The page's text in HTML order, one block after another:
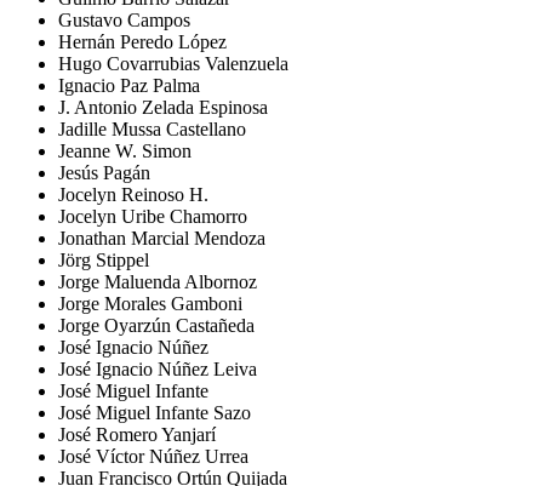
Gustavo Campos
Hernán Peredo López
Hugo Covarrubias Valenzuela
Ignacio Paz Palma
J. Antonio Zelada Espinosa
Jadille Mussa Castellano
Jeanne W. Simon
Jesús Pagán
Jocelyn Reinoso H.
Jocelyn Uribe Chamorro
Jonathan Marcial Mendoza
Jörg Stippel
Jorge Maluenda Albornoz
Jorge Morales Gamboni
Jorge Oyarzún Castañeda
José Ignacio Núñez
José Ignacio Núñez Leiva
José Miguel Infante
José Miguel Infante Sazo
José Romero Yanjarí
José Víctor Núñez Urrea
Juan Francisco Ortún Quijada